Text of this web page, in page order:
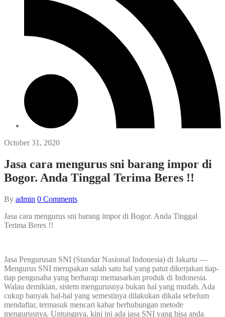
October 31, 2020
Jasa cara mengurus sni barang impor di
Bogor. Anda Tinggal Terima Beres !!
By admin 0 Comments
Jasa cara mengurus sni barang impor di Bogor. Anda Tinggal
Terima Beres !!
Jasa Pengurusan SNI (Standar Nasional Indonesia) di Jakarta —
Mengurus SNI merupakan salah satu hal yang patut dikerjakan tiap-
tiap pengusaha yang berharap memasarkan produk di Indonesia.
Walau demikian, sistem mengurusnya bukan hal yang mudah. Ada
cukup banyak hal-hal yang semestinya dilakukan dikala sebelum
mendaftar, termasuk mencari kabar berhubungan metode
mengurusnya. Untungnya, kini ini ada jasa SNI yang bisa anda